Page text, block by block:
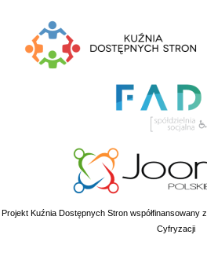
Projekt Kuźnia Dostępnych Stron współfinansowany
Cyfryzacji